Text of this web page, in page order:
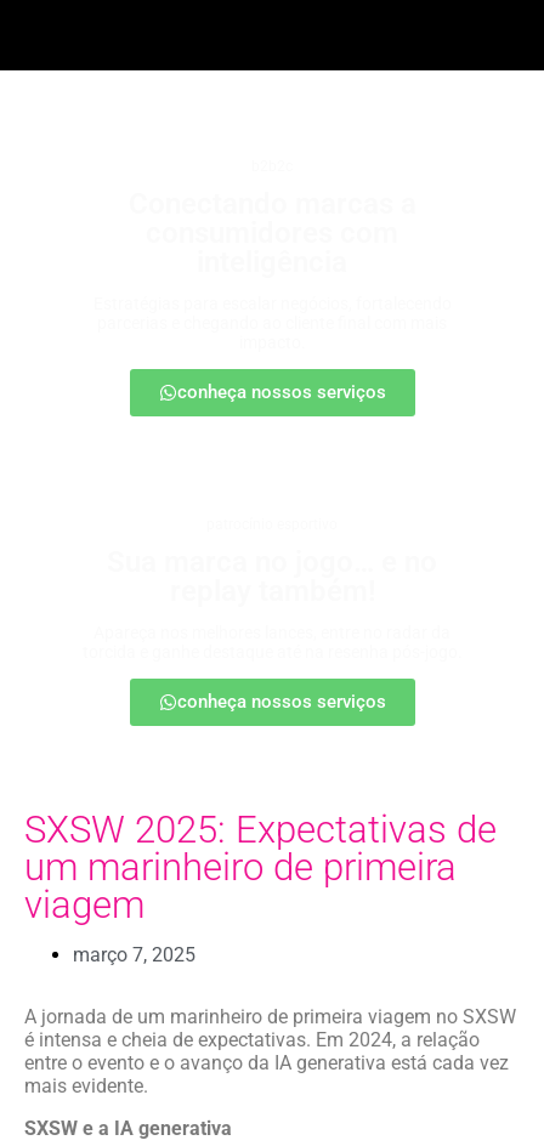
conheça nossos serviços
conheça nossos serviços
SXSW 2025: Expectativas de
um marinheiro de primeira
viagem
março 7, 2025
A jornada de um marinheiro de primeira viagem no SXSW
é intensa e cheia de expectativas. Em 2024, a relação
entre o evento e o avanço da IA generativa está cada vez
mais evidente.
SXSW e a IA generativa